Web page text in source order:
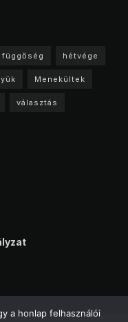
függőség hétvége
Menekültek
választás
a honlap felhasználói